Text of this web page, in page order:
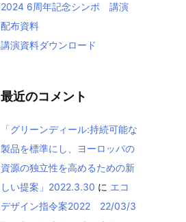
2024 6周年記念シンポ 講演
配布資料
講演資料ダウンロード
最近のコメント
「グリーンディール:持続可能な
製品を標準にし、ヨーロッパの
資源の独立性を高めるための新
しい提案」2022.3.30 に エコ
デザイン指令案2022 22/03/3